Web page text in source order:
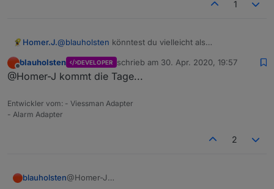
1
Homer.J.@blauholsten könntest du vielleicht als
rein nehmen. ?
Offline
blauholsten DEVELOPER schrieb am 30. Apr. 2020, 19:57
zuletzt editiert von
@Homer-J kommt die Tage...
Entwickler vom: - Viessman Adapter
- Alarm Adapter
2
blauholsten@Homer-J